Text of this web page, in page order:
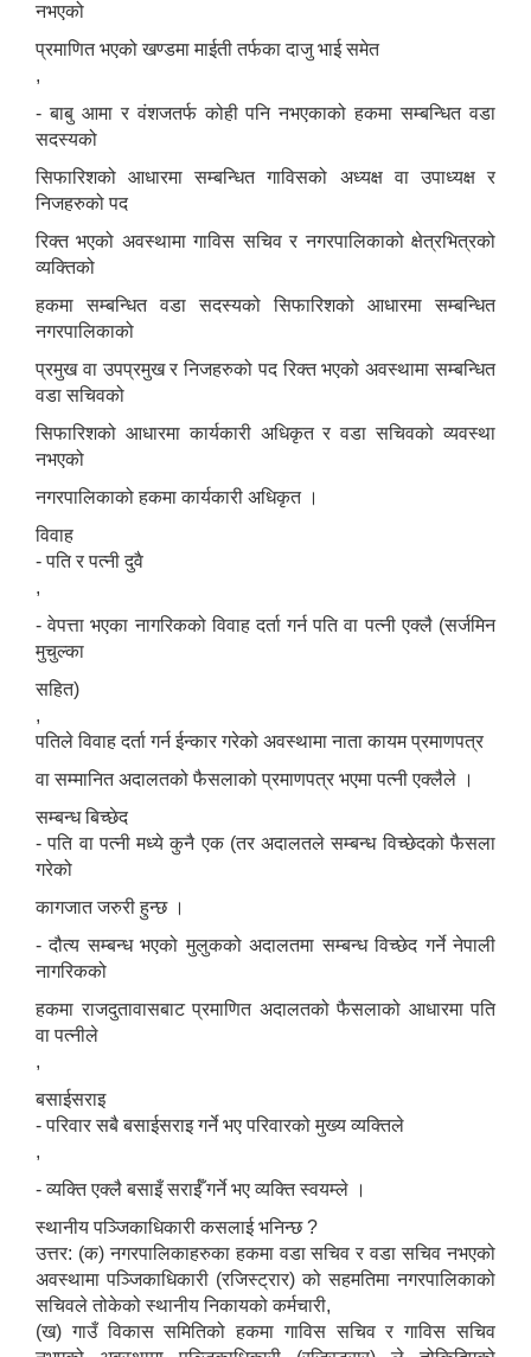
नभएको
प्रमाणित भएको खण्डमा माईती तर्फका दाजु भाई समेत
,
- बाबु आमा र वंशजतर्फ कोही पनि नभएकाको हकमा सम्बन्धित वडा
सदस्यको
सिफारिशको आधारमा सम्बन्धित गाविसको अध्यक्ष वा उपाध्यक्ष र
निजहरुको पद
रिक्त भएको अवस्थामा गाविस सचिव र नगरपालिकाको क्षेत्रभित्रको
व्यक्तिको
हकमा सम्बन्धित वडा सदस्यको सिफारिशको आधारमा सम्बन्धित
नगरपालिकाको
प्रमुख वा उपप्रमुख र निजहरुको पद रिक्त भएको अवस्थामा सम्बन्धित
वडा सचिवको
सिफारिशको आधारमा कार्यकारी अधिकृत र वडा सचिवको व्यवस्था
नभएको
नगरपालिकाको हकमा कार्यकारी अधिकृत ।
विवाह
- पति र पत्नी दुवै
,
- वेपत्ता भएका नागरिकको विवाह दर्ता गर्न पति वा पत्नी एक्लै (सर्जमिन
मुचुल्का
सहित)
,
पतिले विवाह दर्ता गर्न ईन्कार गरेको अवस्थामा नाता कायम प्रमाणपत्र
वा सम्मानित अदालतको फैसलाको प्रमाणपत्र भएमा पत्नी एक्लैले ।
सम्बन्ध बिच्छेद
- पति वा पत्नी मध्ये कुनै एक (तर अदालतले सम्बन्ध विच्छेदको फैसला
गरेको
कागजात जरुरी हुन्छ ।
- दौत्य सम्बन्ध भएको मुलुकको अदालतमा सम्बन्ध विच्छेद गर्ने नेपाली
नागरिकको
हकमा राजदुतावासबाट प्रमाणित अदालतको फैसलाको आधारमा पति
वा पत्नीले
,
बसाईसराइ
- परिवार सबै बसाईसराइ गर्ने भए परिवारको मुख्य व्यक्तिले
,
- व्यक्ति एक्लै बसाइँ सराईँ गर्ने भए व्यक्ति स्वयम्ले ।
स्थानीय पञ्जिकाधिकारी कसलाई भनिन्छ ?
उत्तर: (क) नगरपालिकाहरुका हकमा वडा सचिव र वडा सचिव नभएको
अवस्थामा पञ्जिकाधिकारी (रजिस्ट्रार) को सहमतिमा नगरपालिकाको
सचिवले तोकेको स्थानीय निकायको कर्मचारी,
(ख) गाउँ विकास समितिको हकमा गाविस सचिव र गाविस सचिव